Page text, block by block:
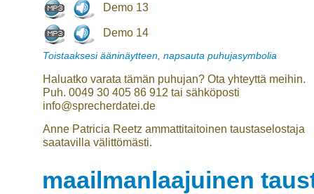
Demo 13
Demo 14
Toistaaksesi ääninäytteen, napsauta puhujasymbolia
Haluatko varata tämän puhujan? Ota yhteyttä meihin.
Puh. 0049 30 405 86 912 tai sähköposti
info@sprecherdatei.de
Anne Patricia Reetz ammattitaitoinen taustaselostaja
saatavilla välittömästi.
maailmanlaajuinen